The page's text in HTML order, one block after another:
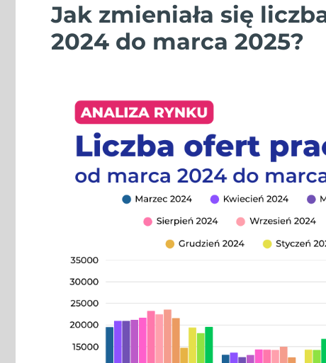
Jak zmieniała się
2024 do marca 2025?